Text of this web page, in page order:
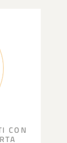
CON